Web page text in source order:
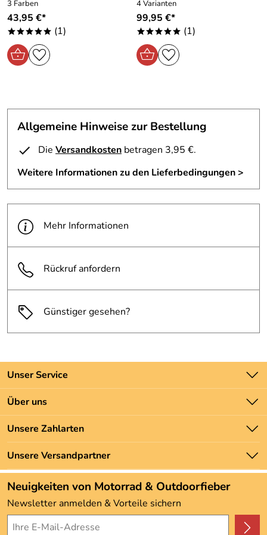
der Nähe befinden, auf die man evtl. fallen könnte!
Achtung: Vor dem Hineinsetzten prüfen ob die
Befestigungen fest sitzen! Achtung: Kopf niemals in die
Aufhängung stecken! Achtung: Kleinkinder nicht
unbeaufsichtigt in der Nähe der Hängematte lassen!
Hersteller: AMAZONAS GmbH, Am Kirchenhölzl 15,
82166 Gräfelfing, Deutschland, service@amazonas.eu
Matte, daher Gleichgewicht
halten um Stürze zu vermeiden!
3 Farben
43,95 €*
***** (1)
4 Varianten
99,95 €*
***** (1)
Allgemeine Hinweise zur Bestellung
Die Versandkosten betragen 3,95 €.
Weitere Informationen zu den Lieferbedingungen >
Mehr Informationen
Rückruf anfordern
Günstiger gesehen?
Unser Service
Kontakt
Batteriegesetz
Newsletter
Zahlung und Versand
Über uns
Unsere Bestseller
Marken
Neu
Angebote
Kundenbewertungen (3.493)
4,9/5*****
Unsere Zahlarten
Unsere Versandpartner
Neuigkeiten von Motorrad & Outdoorfieber
Newsletter anmelden & Vorteile sichern